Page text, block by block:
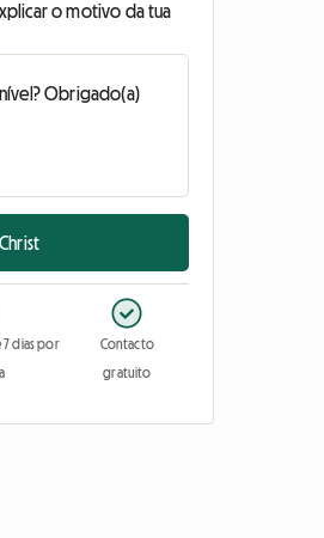
o motivo da tua
7 dias por
Contacto
gratuito